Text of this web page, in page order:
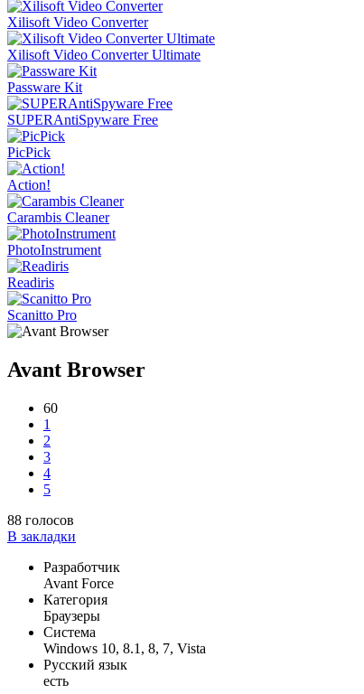
Xilisoft Video Converter
Xilisoft Video Converter Ultimate
Passware Kit
SUPERAntiSpyware Free
PicPick
Action!
Carambis Cleaner
PhotoInstrument
Readiris
Scanitto Pro
Avant Browser
60
1
2
3
4
5
88 голосов
В закладки
Разработчик
Avant Force
Категория
Браузеры
Система
Windows 10, 8.1, 8, 7, Vista
Русский язык
есть